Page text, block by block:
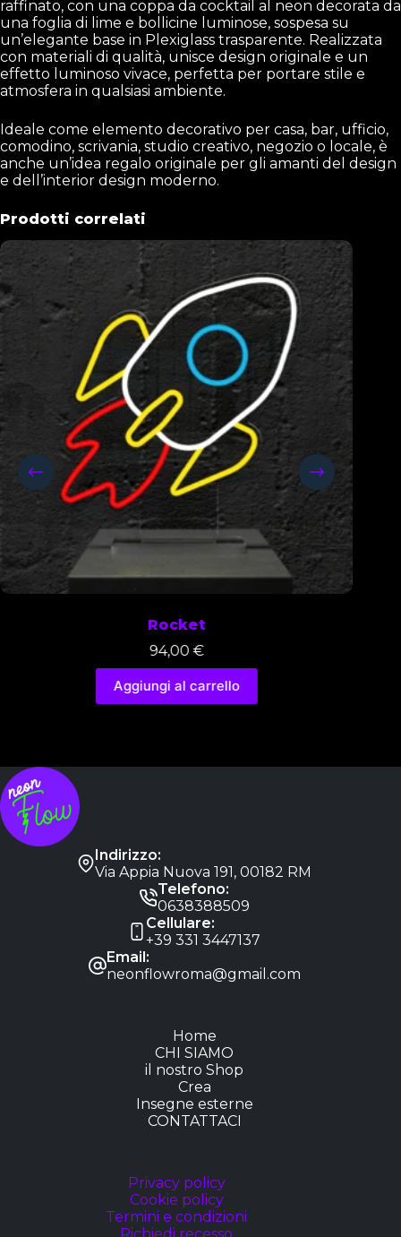
raffinato, con una coppa da cocktail al neon decorata da
una foglia di lime e bollicine luminose, sospesa su
un’elegante base in Plexiglass trasparente. Realizzata
con materiali di qualità, unisce design originale e un
effetto luminoso vivace, perfetta per portare stile e
atmosfera in qualsiasi ambiente.
Ideale come elemento decorativo per casa, bar, ufficio,
comodino, scrivania, studio creativo, negozio o locale, è
anche un’idea regalo originale per gli amanti del design
e dell’interior design moderno.
Prodotti correlati
Rocket
94,00€
Aggiungi al carrello
Indirizzo:
Via Appia Nuova 191, 00182 RM
Telefono:
0638388509
Cellulare:
+39 331 3447137
Email:
neonflowroma@gmail.com
Home
CHI SIAMO
il nostro Shop
Crea
Insegne esterne
CONTATTACI
Privacy policy
Cookie policy
Termini e condizioni